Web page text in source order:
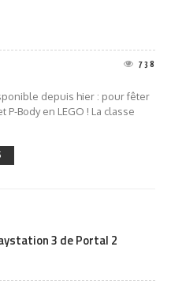
738
depuis hier : pour fêter
P-Body en LEGO ! La classe
3 de Portal 2